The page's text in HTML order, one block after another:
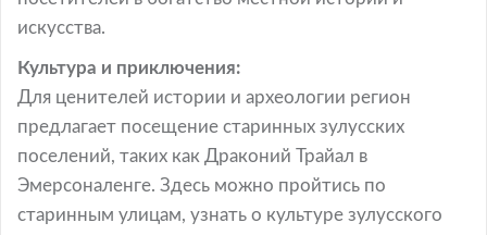
искусства.
Культура и приключения:
Для ценителей истории и археологии регион
предлагает посещение старинных зулусских
поселений, таких как Драконий Трайал в
Эмерсоналенге. Здесь можно пройтись по
старинным улицам, узнать о культуре зулусского